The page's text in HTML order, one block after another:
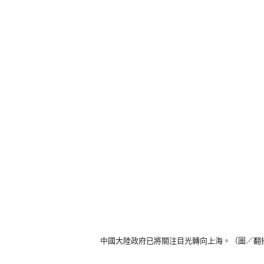
中國大陸政府已將關注目光轉向上海。（圖／翻